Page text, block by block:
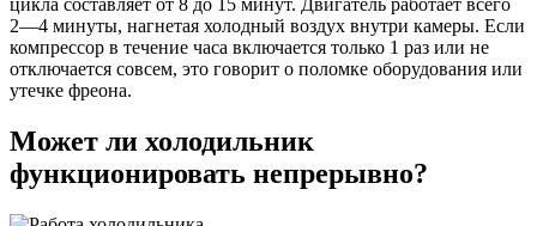
цикла составляет от 8 до 15 минут. Двигатель работает всего
2―4 минуты, нагнетая холодный воздух внутри камеры. Если
компрессор в течение часа включается только 1 раз или не
отключается совсем, это говорит о поломке оборудования или
утечке фреона.
Может ли холодильник
функционировать непрерывно?